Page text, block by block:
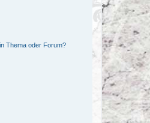
Thema oder Forum?